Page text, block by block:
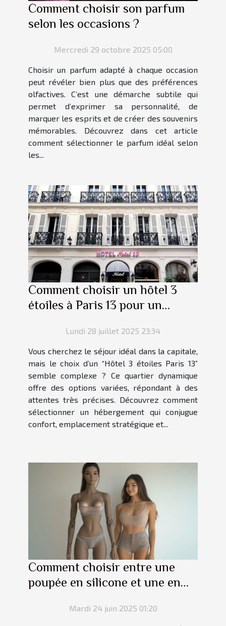
Comment choisir son parfum
selon les occasions ?
Mercredi 29 octobre 2025 05:00
Choisir un parfum adapté à chaque occasion
peut révéler bien plus que des préférences
olfactives. C’est une démarche subtile qui
permet d’exprimer sa personnalité, de
marquer les esprits et de créer des souvenirs
mémorables. Découvrez dans cet article
comment sélectionner le parfum idéal selon
les...
Comment choisir un hôtel 3
étoiles à Paris 13 pour un
Lundi 28 juillet 2025 23:34
Vous cherchez le séjour idéal dans la capitale,
mais le choix d’un “Hôtel 3 étoiles Paris 13”
semble complexe ? Ce quartier dynamique
offre des options variées, répondant à des
attentes très précises. Découvrez comment
sélectionner un hébergement qui conjugue
confort, emplacement stratégique et...
Comment choisir entre une
poupée en silicone et une en
Mardi 24 juin 2025 01:20